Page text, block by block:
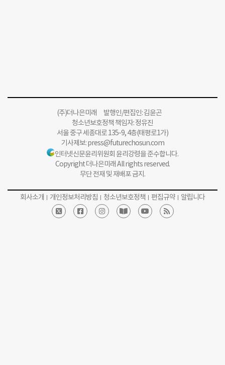
(주)더나은미래 발행인/편집인: 김윤곤
청소년보호정책 책임자: 정유진
서울 중구 세종대로 135-9, 4층(태평로1가)
기사제보:press@futurechosun.com
인터넷신문윤리위원회 윤리강령을 준수합니다.
Copyright 더나은미래 All rights reserved.
무단 전재 및 재배포 금지.
회사소개 개인정보처리방침 청소년보호정책 편집규약 알립니다